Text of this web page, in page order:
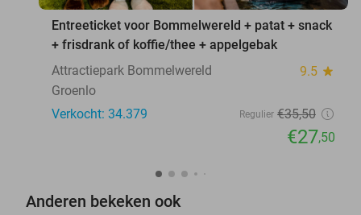
Entreeticket voor Bommelwereld + patat + snack
+ frisdrank of koffie/thee + appelgebak
Attractiepark Bommelwereld
9.5 star
Groenlo
Verkocht: 34.379
Regulier €35,50
€27,50
Anderen bekeken ook